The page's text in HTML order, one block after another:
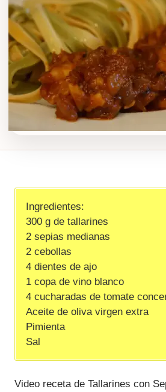
Ingredientes:
300 g de tallarines
2 sepias medianas
2 cebollas
4 dientes de ajo
1 copa de vino blanco
4 cucharadas de tomate
Aceite de oliva virgen extra
Pimienta
Sal
Video receta de Tallarines con